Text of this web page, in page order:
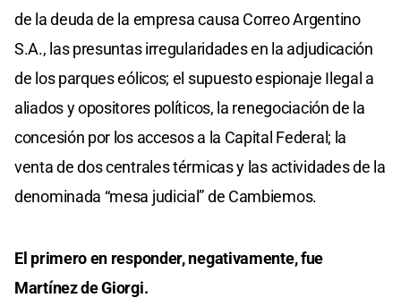
de la deuda de la empresa causa Correo Argentino
S.A., las presuntas irregularidades en la adjudicación
de los parques eólicos; el supuesto espionaje Ilegal a
aliados y opositores políticos, la renegociación de la
concesión por los accesos a la Capital Federal; la
venta de dos centrales térmicas y las actividades de la
denominada “mesa judicial” de Cambiemos.
El primero en responder, negativamente, fue
Martínez de Giorgi.